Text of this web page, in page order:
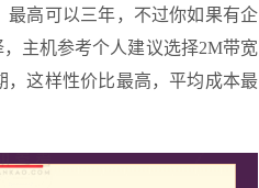
最高可以三年，不过你如果有企
主机参考个人建议选择2M带宽
，这样性价比最高，平均成本最